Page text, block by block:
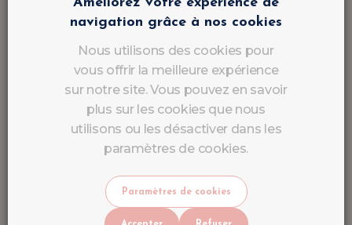
navigation grâce à nos cookies
Nous utilisons des cookies pour
vous offrir la meilleure expérience
sur notre site. Vous pouvez en savoir
plus sur les cookies que nous
utilisons ou les désactiver dans les
paramètres de cookies.
Paramètres de cookies